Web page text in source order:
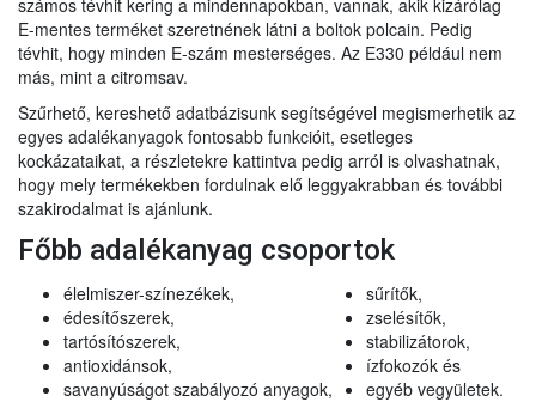
E-mentes terméket szeretnének látni a boltok polcain. Pedig
tévhit, hogy minden E-szám mesterséges. Az E330 például nem
más, mint a citromsav.
Szűrhető, kereshető adatbázisunk segítségével megismerhetik az
egyes adalékanyagok fontosabb funkcióit, esetleges
kockázataikat, a részletekre kattintva pedig arról is olvashatnak,
hogy mely termékekben fordulnak elő leggyakrabban és további
szakirodalmat is ajánlunk.
Főbb adalékanyag csoportok
élelmiszer-színezékek,
édesítőszerek,
tartósítószerek,
antioxidánsok,
savanyúságot szabályozó anyagok,
sűrítők,
zselésítők,
stabilizátorok,
ízfokozók és
egyéb vegyületek.